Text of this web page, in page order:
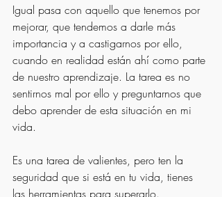
Igual pasa con aquello que tenemos por
mejorar, que tendemos a darle más
importancia y a castigarnos por ello,
cuando en realidad están ahí como parte
de nuestro aprendizaje. La tarea es no
sentirnos mal por ello y preguntarnos que
debo aprender de esta situación en mi
vida.
Es una tarea de valientes, pero ten la
seguridad que si está en tu vida, tienes
las herramientas para superarlo.